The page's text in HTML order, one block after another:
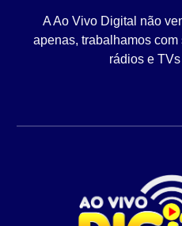
A Ao Vivo Digital não
apenas, trabalhamos
rádios e